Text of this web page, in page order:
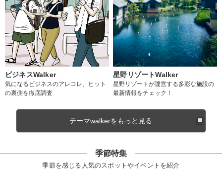
ビジネスWalker
気になるビジネスのアレコレ、ヒット
の裏側を徹底調査
星野リゾートWalker
星野リゾートが運営する多彩な施設の
最新情報をチェック！
テーマwalkerをもっと見る
季節特集
季節を感じる人気のスポットやイベントを紹介